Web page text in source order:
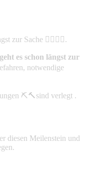
es schon längst zur
notwendige
⛏️🔨sind verlegt .
diesen Meilenstein und